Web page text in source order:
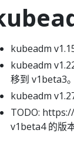
kubeadm
kubeadm
移到 v1beta3。
kubeadm
TODO:
v1beta4 的版